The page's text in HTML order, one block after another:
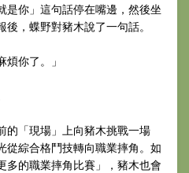
你」這句話停在嘴邊，然後坐
，蝶野對豬木說了一句話。
你了。」
「現場」上向豬木挑戰一場
從綜合格鬥技轉向職業摔角。如
多的職業摔角比賽」，豬木也會